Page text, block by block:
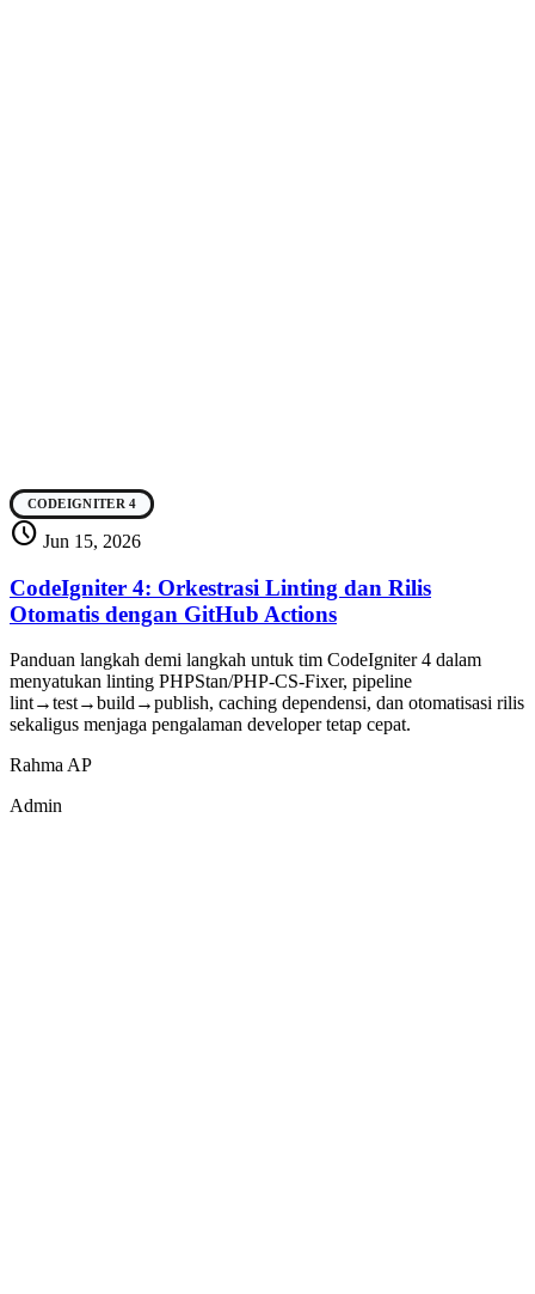
CODEIGNITER 4
schedule Jun 15, 2026
CodeIgniter 4: Orkestrasi Linting dan Rilis
Otomatis dengan GitHub Actions
Panduan langkah demi langkah untuk tim CodeIgniter 4 dalam
menyatukan linting PHPStan/PHP-CS-Fixer, pipeline
lint→test→build→publish, caching dependensi, dan otomatisasi rilis
sekaligus menjaga pengalaman developer tetap cepat.
Rahma AP
Admin